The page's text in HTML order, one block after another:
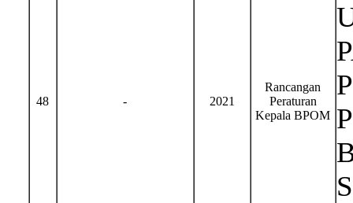
48 - 2021
Rancangan
Peraturan
Kepala BPOM